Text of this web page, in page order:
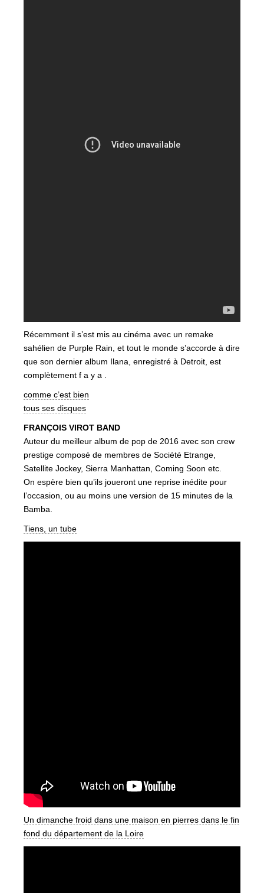
Récemment il s’est mis au cinéma avec un remake
sahélien de Purple Rain, et tout le monde s’accorde à dire
que son dernier album Ilana, enregistré à Detroit, est
complètement f a y a .
comme c’est bien
tous ses disques
FRANÇOIS VIROT BAND
Auteur du meilleur album de pop de 2016 avec son crew
prestige composé de membres de Société Etrange,
Satellite Jockey, Sierra Manhattan, Coming Soon etc.
On espère bien qu’ils joueront une reprise inédite pour
l’occasion, ou au moins une version de 15 minutes de la
Bamba.
Tiens, un tube
Un dimanche froid dans une maison en pierres dans le fin
fond du département de la Loire